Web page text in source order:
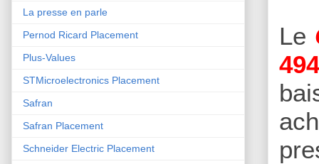
Le
La presse en parle
Pernod Ricard Placement
Plus-Values
STMicroelectronics Placement
Safran
Safran Placement
Schneider Electric Placement